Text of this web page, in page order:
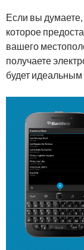
Если вы
которое
вашего
получаете
будет